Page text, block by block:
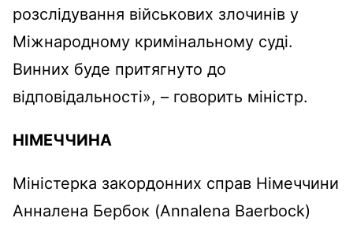
розслідування військових злочинів у
Міжнародному кримінальному суді.
Винних буде притягнуто до
відповідальності», – говорить міністр.
НІМЕЧЧИНА
Міністерка закордонних справ Німеччини
Анналена Бербок (Annalena Baerbock)